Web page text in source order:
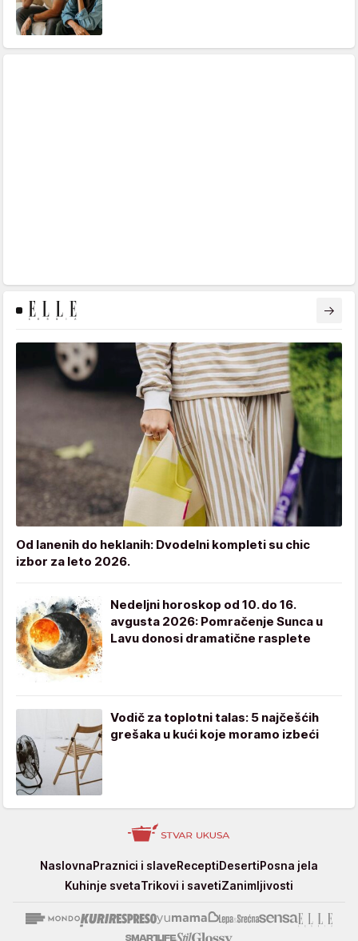
Od lanenih do heklanih: Dvodelni kompleti su chic
izbor za leto 2026.
Nedeljni horoskop od 10. do 16.
avgusta 2026: Pomračenje Sunca u
Lavu donosi dramatične rasplete
Vodič za toplotni talas: 5 najčešćih
grešaka u kući koje moramo izbeći
StvarNaslovnaPraznici i slaveReceptiDesertiPosna jela
Kuhinje svetaTrikovi i savetiZanimljivosti